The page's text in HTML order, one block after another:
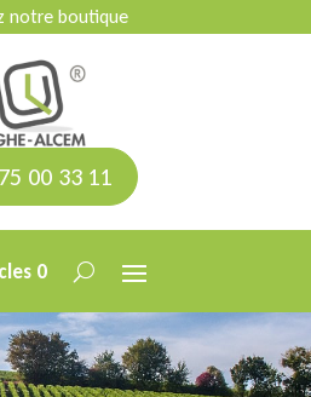
notre boutique
00 33 11
0